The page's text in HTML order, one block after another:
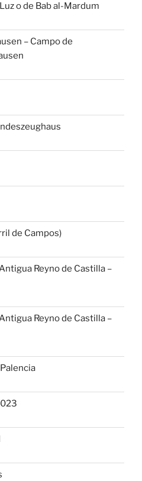
o de Bab al-Mardum
– Campo de
de Campos)
Reyno de Castilla –
Reyno de Castilla –